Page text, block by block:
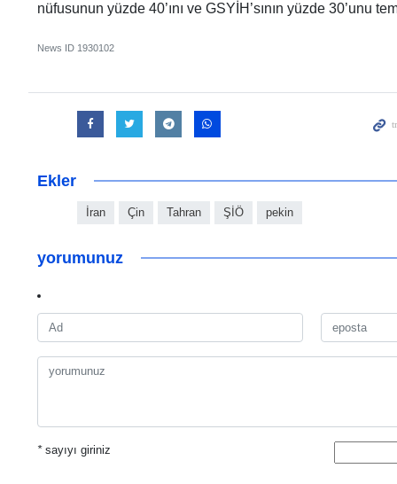
nüfusunun yüzde 40’ını ve GSYİH’sının yüzde 30’unu
News ID 1930102
Ekler
İran Çin Tahran ŞİÖ pekin
yorumunuz
*sayıyı giriniz